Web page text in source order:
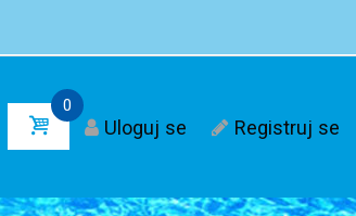
0
Uloguj se Registruj se